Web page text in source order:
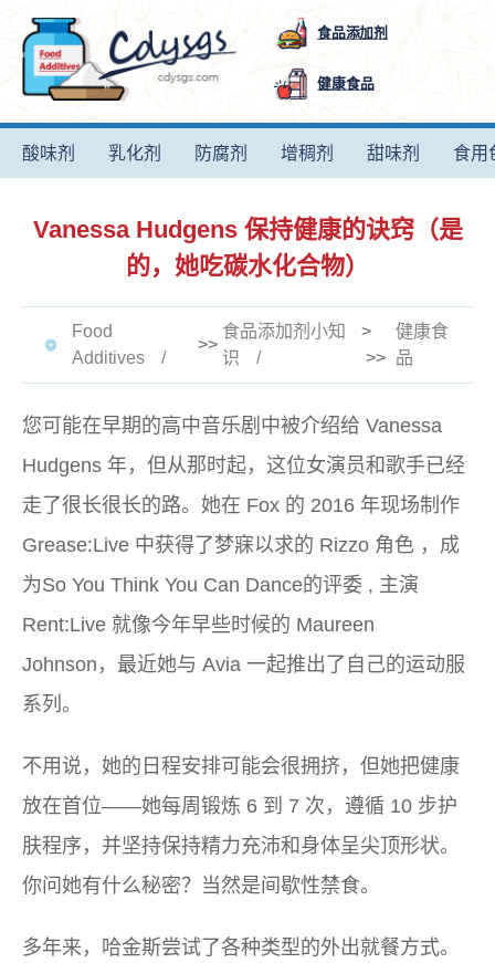
食品添加剂
健康食品
酸味剂 乳化剂 防腐剂 增稠剂 甜味剂 食用
Vanessa Hudgens 保持健康的诀窍（是
的，她吃碳水化合物）
Food
Additives
>>
食品添加剂小知
识
>
>>
健康食
品
您可能在早期的高中音乐剧 中被介绍给 Vanessa
Hudgens 年，但从那时起，这位女演员和歌手已经
走了很长很长的路。她在 Fox 的 2016 年现场制作
Grease:Live 中获得了梦寐以求的 Rizzo 角色 ，成
为So You Think You Can Dance的评委 , 主演
Rent:Live 就像今年早些时候的 Maureen
Johnson，最近她与 Avia 一起推出了自己的运动服
系列。
不用说，她的日程安排可能会很拥挤，但她把健康
放在首位——她每周锻炼 6 到 7 次，遵循 10 步护
肤程序，并坚持保持精力充沛和身体呈尖顶形状。
你问她有什么秘密？当然是间歇性禁食。
多年来，哈金斯尝试了各种类型的外出就餐方式。